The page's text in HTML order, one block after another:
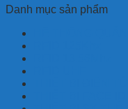
Danh mục sản phẩm